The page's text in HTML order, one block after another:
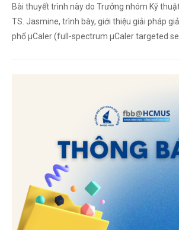
Bài thuyết trình này do Trưởng nhóm Kỹ
TS. Jasmine, trình bày, giới thiệu giải pháp
phổ μCaler (full-spectrum μCaler targeted